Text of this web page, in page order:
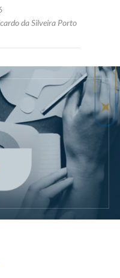
da Silveira Porto